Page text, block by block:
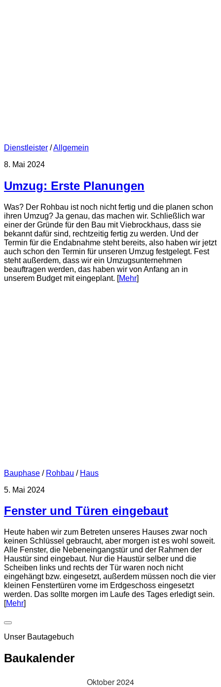
Dienstleister /Allgemein
8. Mai 2024
Umzug: Erste Planungen
Was? Der Rohbau ist noch nicht fertig und die planen schon
ihren Umzug? Ja genau, das machen wir. Schließlich war
einer der Gründe für den Bau mit Viebrockhaus, dass sie
bekannt dafür sind, rechtzeitig fertig zu werden. Und der
Termin für die Endabnahme steht bereits, also haben wir jetzt
auch schon den Termin für unseren Umzug festgelegt. Fest
steht außerdem, dass wir ein Umzugsunternehmen
beauftragen werden, das haben wir von Anfang an in
unserem Budget mit eingeplant. [Mehr]
Bauphase / Rohbau / Haus
5. Mai 2024
Fenster und Türen eingebaut
Heute haben wir zum Betreten unseres Hauses zwar noch
keinen Schlüssel gebraucht, aber morgen ist es wohl soweit.
Alle Fenster, die Nebeneingangstür und der Rahmen der
Haustür sind eingebaut. Nur die Haustür selber und die
Scheiben links und rechts der Tür waren noch nicht
eingehängt bzw. eingesetzt, außerdem müssen noch die vier
kleinen Fenstertüren vorne im Erdgeschoss eingesetzt
werden. Das sollte morgen im Laufe des Tages erledigt sein.
[Mehr]
Unser Bautagebuch
Baukalender
Oktober 2024